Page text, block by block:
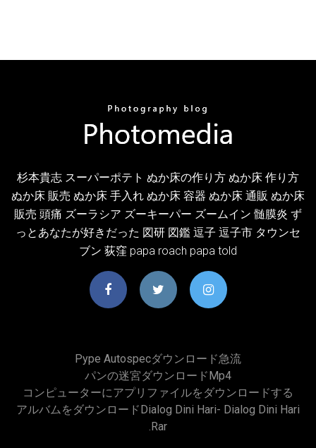
杉本貴志 スーパーポテト ぬか床の作り方 ぬか床 作り方
ぬか床 販売 ぬか床 手入れ ぬか床 容器 ぬか床 通販 ぬか床
販売 頭痛 ズーラシア ズーキーパー ズームイン 髄膜炎 ず
っとあなたが好きだった 図研 図鑑 逗子 逗子市 タウンセ
ブン 荻窪 papa roach papa told
Pype Autospecダウンロード急流
パンの迷宮ダウンロードmp4
コンピューターにアプリファイルをダウンロードする
アルバムをダウンロードDialog Dini Hari- Dialog Dini Hari
.rar